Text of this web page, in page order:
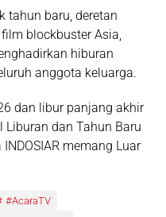
tahun baru, deretan
film blockbuster Asia,
hiburan
anggota keluarga.
dan libur panjang akhir
Liburan dan Tahun Baru
INDOSIAR memang Luar
#AcaraTV